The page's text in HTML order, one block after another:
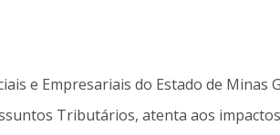
e Empresariais do Estado de Minas
Tributários, atenta aos